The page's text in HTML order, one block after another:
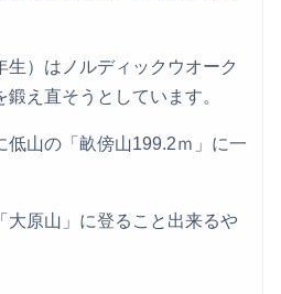
生）はノルディックウオーク
え直そうとしています。
低山の「畝傍山199.2ｍ」に一
大原山」に登ること出来るや